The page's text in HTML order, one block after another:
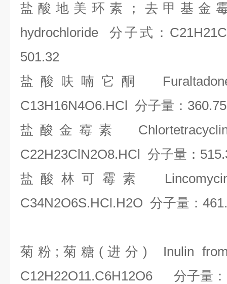
盐酸地美环素；去甲基金
hydrochloride 分子式：
501.32
盐酸呋喃它酮
C13H16N4O6.HCl 分子量： 360.75
盐酸金霉素
C22H23ClN2O8.HCl 分子量：
盐酸林可霉素
C34N2O6S.HCl.H2O 分子量：
菊粉 ; 菊糖 ( 进分 ) Inulin
C12H22O11.C6H12O6 分子量：